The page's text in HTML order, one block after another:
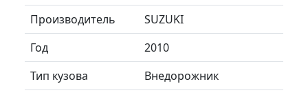
Производитель
SUZUKI
Год
2010
Тип кузова
Внедорожник